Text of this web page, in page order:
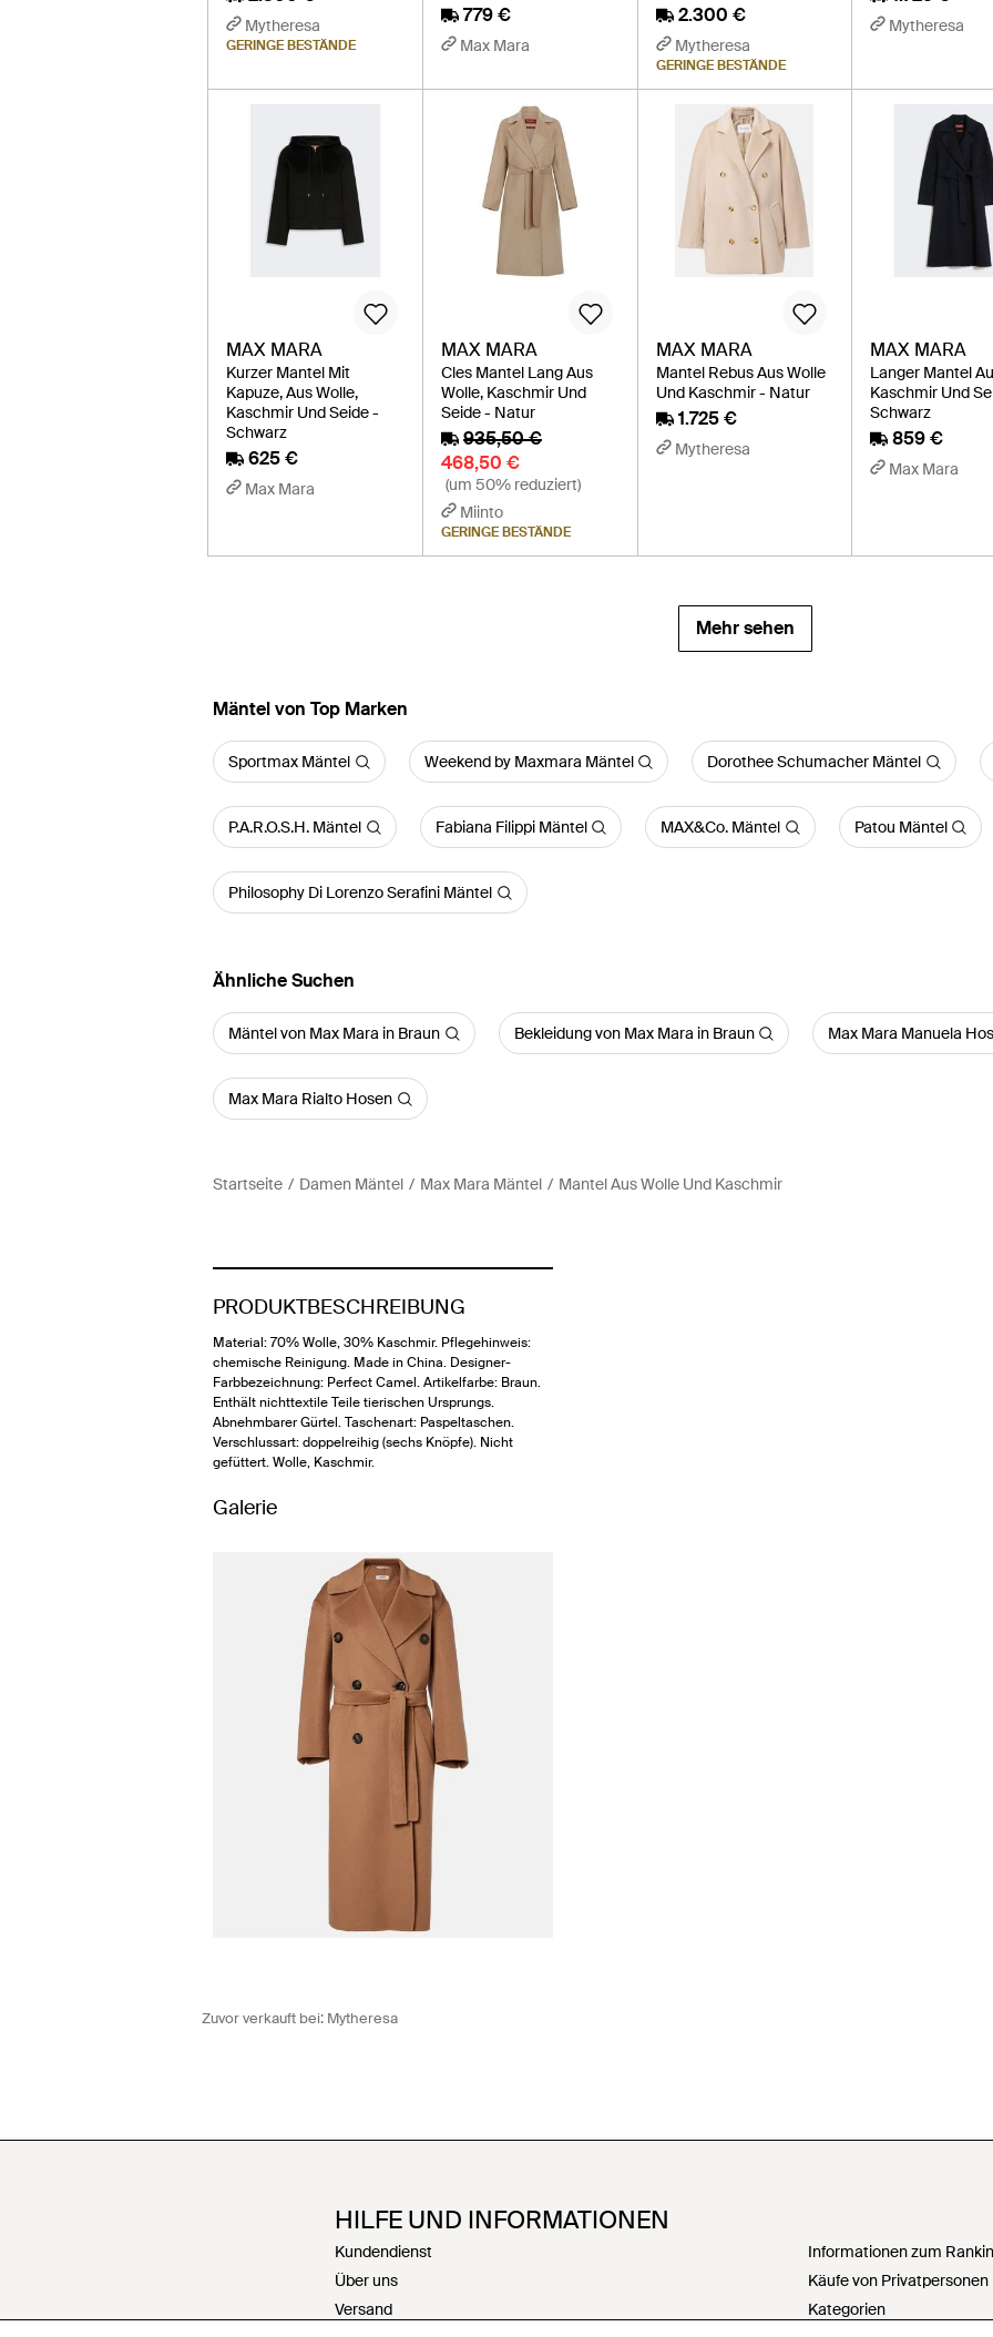
Mytheresa
GERINGE BESTÄNDE
779 €
Max Mara
2.300 €
Mytheresa
GERINGE BESTÄNDE
Mytheresa
MAX MARA
Kurzer Mantel Mit
Kapuze, Aus Wolle,
Kaschmir Und Seide -
Schwarz
625 €
Max Mara
MAX MARA
Cles Mantel Lang Aus
Wolle, Kaschmir Und
Seide - Natur
935,50 €
468,50 €
(um 50% reduziert)
Miinto
GERINGE BESTÄNDE
MAX MARA
Mantel Rebus Aus Wolle
Und Kaschmir - Natur
1.725 €
Mytheresa
MAX MARA
Langer Mantel
Kaschmir Und
Schwarz
859 €
Max Mara
Mehr sehen
Mäntel von Top Marken
Sportmax Mäntel Weekend by Maxmara Mäntel Dorothee Schumacher Mäntel
P.A.R.O.S.H. Mäntel Fabiana Filippi Mäntel MAX&Co. Mäntel Patou Mäntel
Philosophy Di Lorenzo Serafini Mäntel
Ähnliche Suchen
Mäntel von Max Mara in Braun Bekleidung von Max Mara in Braun Max Mara Manuela
Max Mara Rialto Hosen
Startseite Damen Mäntel Max Mara Mäntel Mantel Aus Wolle Und Kaschmir
PRODUKTBESCHREIBUNG
Material: 70% Wolle, 30% Kaschmir. Pflegehinweis:
chemische Reinigung. Made in China. Designer-
Farbbezeichnung: Perfect Camel. Artikelfarbe: Braun.
Enthält nichttextile Teile tierischen Ursprungs.
Abnehmbarer Gürtel. Taschenart: Paspeltaschen.
Verschlussart: doppelreihig (sechs Knöpfe). Nicht
gefüttert. Wolle, Kaschmir.
Galerie
Zuvor verkauft bei: Mytheresa
HILFE UND INFORMATIONEN
Kundendienst
Über uns
Versand
Informationen zum
Käufe von Privatpersonen
Kategorien